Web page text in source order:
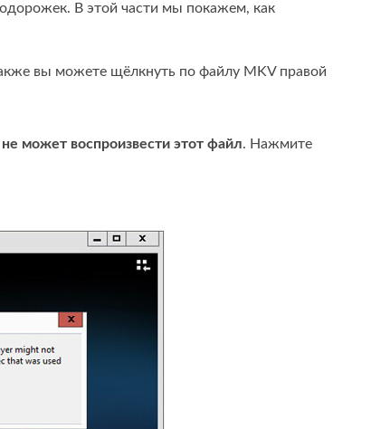
В этой части мы покажем, как
вы можете щёлкнуть по файлу MKV правой
может воспроизвести этот файл. Нажмите